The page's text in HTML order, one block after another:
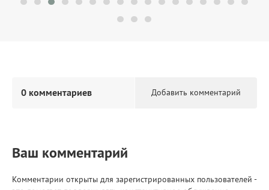
Добавить комментарий
0 комментариев
Ваш комментарий
Комментарии открыты для зарегистрированных пользователей -